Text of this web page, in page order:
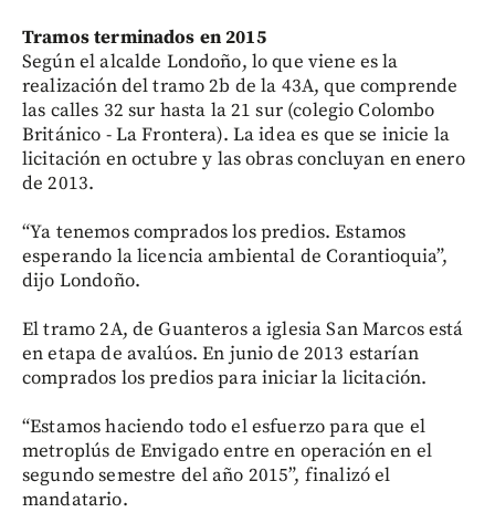
Tramos terminados en 2015
Según el alcalde Londoño, lo que viene es la
realización del tramo 2b de la 43A, que comprende
las calles 32 sur hasta la 21 sur (colegio Colombo
Británico - La Frontera). La idea es que se inicie la
licitación en octubre y las obras concluyan en enero
de 2013.
“Ya tenemos comprados los predios. Estamos
esperando la licencia ambiental de Corantioquia”,
dijo Londoño.
El tramo 2A, de Guanteros a iglesia San Marcos está
en etapa de avalúos. En junio de 2013 estarían
comprados los predios para iniciar la licitación.
“Estamos haciendo todo el esfuerzo para que el
metroplús de Envigado entre en operación en el
segundo semestre del año 2015”, finalizó el
mandatario.